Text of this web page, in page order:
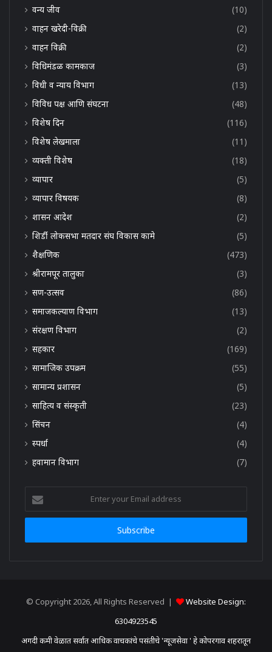
वन्य जीव
(10)
वाहन खरेदी-विक्री
(2)
वाहन विक्री
(2)
विधिमंडळ कामकाज
(3)
विधी व न्याय विभाग
(13)
विविध पक्ष आणि संघटना
(48)
विशेष दिन
(116)
विशेष लेखमाला
(11)
व्यक्ती विशेष
(18)
व्यापार
(5)
व्यापार विषयक
(8)
शासन आदेश
(2)
शिर्डी लोकसभा मतदार संघ विकास कामे
(5)
शैक्षणिक
(473)
श्रीरामपूर तालुका
(3)
सण-उत्सव
(86)
समाजकल्याण विभाग
(13)
संरक्षण विभाग
(2)
सहकार
(169)
सामाजिक उपक्रम
(55)
सामान्य प्रशासन
(5)
साहित्य व संस्कृती
(23)
सिंचन
(4)
स्पर्धा
(4)
हवामान विभाग
(7)
your
Email
© Copyright 2026, All Rights Reserved |
Website Design:
6304923545
अगदी कमी वेळात सर्वात आधिक वाचकांचे पसंतीचे 'न्यूजसेवा ' हे कोपरगाव शहरातून